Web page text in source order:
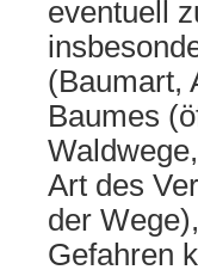
eventuell
(Baumart,
Baumes
Art des
der
Gefahren